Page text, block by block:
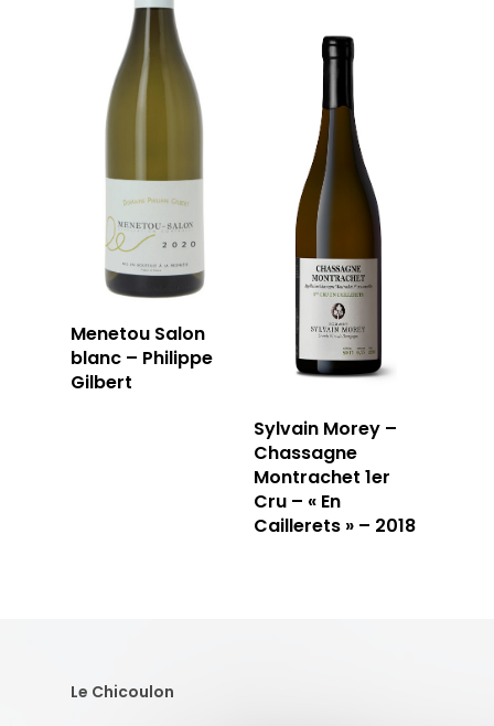
Menetou Salon
blanc – Philippe
Gilbert
Sylvain Morey –
Chassagne
Montrachet 1er
Cru – « En
Caillerets » – 2018
Le Chicoulon